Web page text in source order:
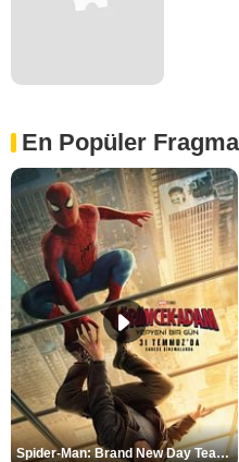
En Popüler
Spider-Man: Brand New Day Teaser